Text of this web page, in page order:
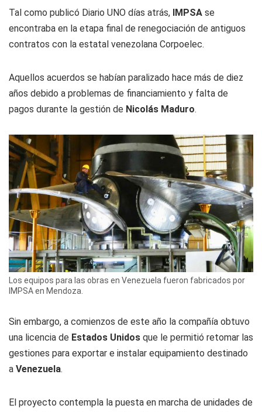
Tal como publicó Diario UNO días atrás, IMPSA se
encontraba en la etapa final de renegociación de antiguos
contratos con la estatal venezolana Corpoelec.
Aquellos acuerdos se habían paralizado hace más de diez
años debido a problemas de financiamiento y falta de
pagos durante la gestión de Nicolás Maduro.
Los equipos para las obras en Venezuela fueron fabricados por
IMPSA en Mendoza.
Sin embargo, a comienzos de este año la compañía obtuvo
una licencia de Estados Unidos que le permitió retomar las
gestiones para exportar e instalar equipamiento destinado
a Venezuela.
El proyecto contempla la puesta en marcha de unidades de